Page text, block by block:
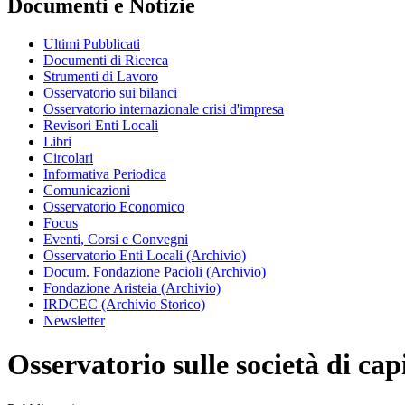
Documenti e Notizie
Ultimi Pubblicati
Documenti di Ricerca
Strumenti di Lavoro
Osservatorio sui bilanci
Osservatorio internazionale crisi d'impresa
Revisori Enti Locali
Libri
Circolari
Informativa Periodica
Comunicazioni
Osservatorio Economico
Focus
Eventi, Corsi e Convegni
Osservatorio Enti Locali (Archivio)
Docum. Fondazione Pacioli (Archivio)
Fondazione Aristeia (Archivio)
IRDCEC (Archivio Storico)
Newsletter
Osservatorio sulle società di